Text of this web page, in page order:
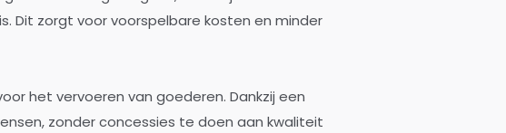
Dit zorgt voor voorspelbare kosten en minder
het vervoeren van goederen. Dankzij een
zonder concessies te doen aan kwaliteit